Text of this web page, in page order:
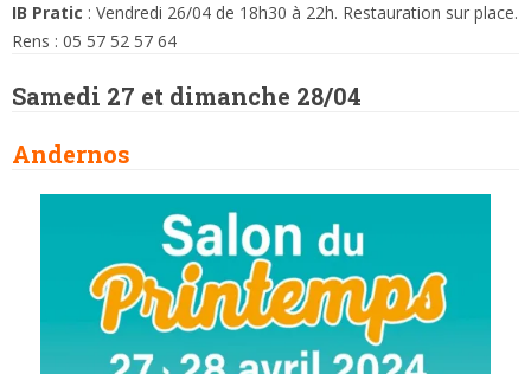
IB Pratic : Vendredi 26/04 de 18h30 à 22h. Restauration sur place.
Rens : 05 57 52 57 64
Samedi 27 et dimanche 28/04
Andernos